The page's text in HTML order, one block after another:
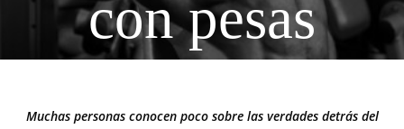
con pesas
Muchas personas conocen poco sobre las verdades detrás del